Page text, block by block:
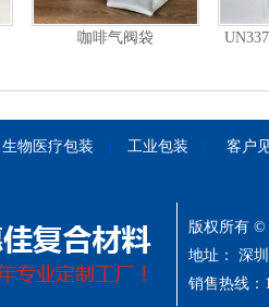
咖啡气阀袋
生物医疗包装 工业包装 客户
版权所有 ©
地址： 深
销售热线：